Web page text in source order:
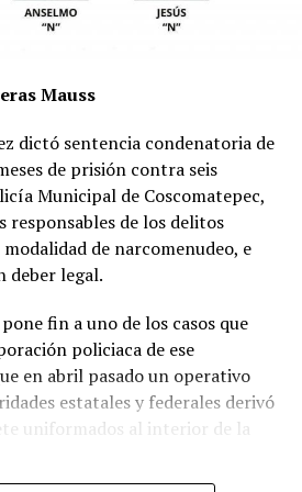
y establecer si existió
de alguno de los conductores.
a los automovilistas y
con precaución, respetar los
la distancia de
especialmente durante la
el riesgo de accidentes se
de la región.
se vio afectada por algunos
las labores de auxilio y el
por parte de las autoridades.
fue restablecido de manera
Mauss
dictó sentencia condenatoria de
de prisión contra seis
Municipal de Coscomatepec,
de los delitos
de narcomenudeo, e
deber legal.
fin a uno de los casos que
policiaca de ese
en abril pasado un operativo
estatales y federales derivó
uniformados al interior de la